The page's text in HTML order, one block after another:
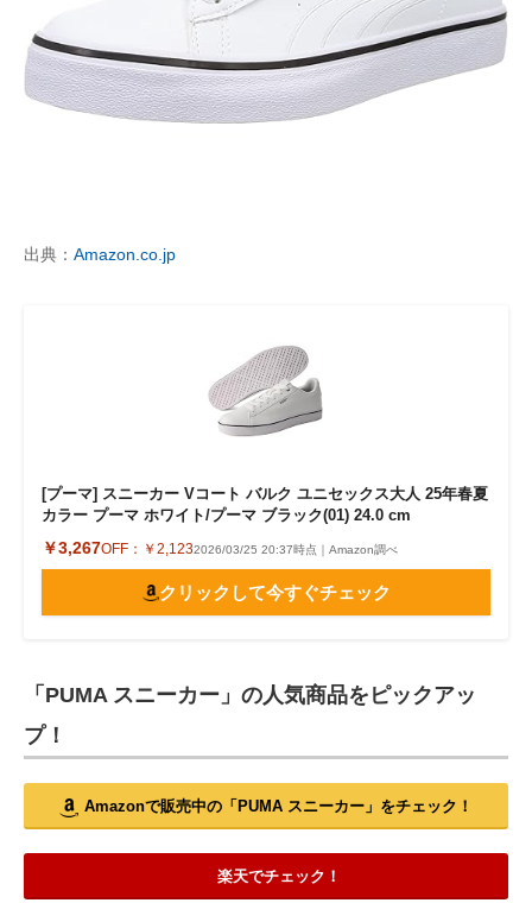
出典： Amazon.co.jp
[プーマ] スニーカー Vコート バルク ユニセックス大人 25年春夏
カラー プーマ ホワイト/プーマ ブラック(01) 24.0 cm
￥3,267OFF： ￥2,1232026/03/25 20:37時点｜Amazon調べ
クリックして今すぐチェック
「PUMA スニーカー」の人気商品をピックアッ
プ！
Amazonで販売中の「PUMA スニーカー」をチェック！
楽天でチェック！